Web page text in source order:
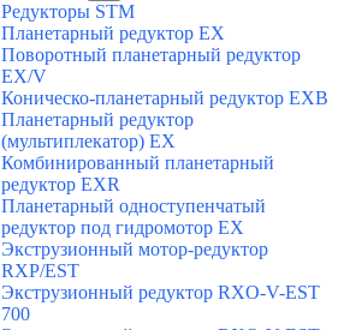
Редукторы STM
Планетарный редуктор ЕХ
Поворотный планетарный редуктор
EX/V
Коническо-планетарный редуктор ЕХВ
Планетарный редуктор
(мультиплекатор) ЕХ
Комбинированный планетарный
редуктор ЕХR
Планетарный одноступенчатый
редуктор под гидромотор ЕХ
Экструзионный мотор-редуктор
RXP/EST
Экструзионный редуктор RXO-V-EST
700